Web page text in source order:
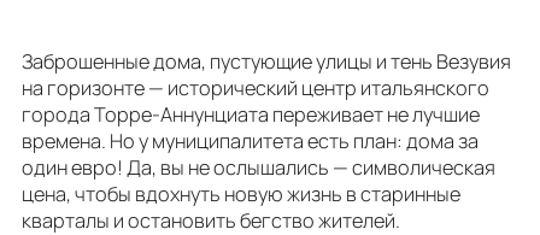
Заброшенные дома, пустующие улицы и тень Везувия
на горизонте — исторический центр итальянского
города Торре-Аннунциата переживает не лучшие
времена. Но у муниципалитета есть план: дома за
один евро! Да, вы не ослышались — символическая
цена, чтобы вдохнуть новую жизнь в старинные
кварталы и остановить бегство жителей.